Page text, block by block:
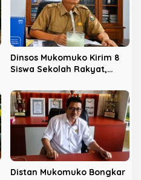
Dinsos Mukomuko Kirim 8
Siswa Sekolah Rakyat,
Makmur Siap Bantu
Semaksimal Mungkin
Distan Mukomuko Bongkar